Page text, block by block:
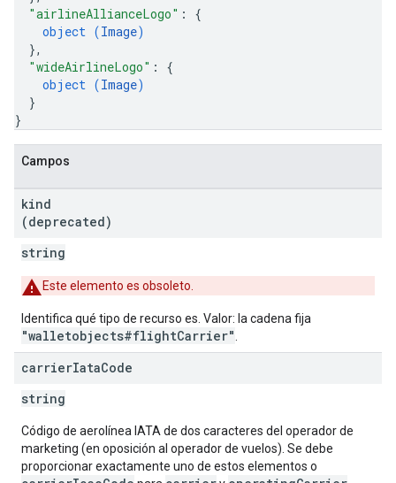
"airlineAllianceLogo" : {
object (Image)
},
"wideAirlineLogo" : {
object (Image)
}
}
Campos
kind
(deprecated)
string
Este elemento es obsoleto.
Identifica qué tipo de recurso es. Valor: la cadena fija
"walletobjects#flightCarrier"
carrierIataCode
string
Código de aerolínea IATA de dos caracteres del operador de
marketing (en oposición al operador de vuelos). Se debe
proporcionar exactamente uno de estos elementos o